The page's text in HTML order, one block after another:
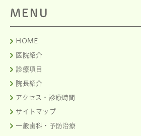
MENU
HOME
医院紹介
診療項目
院長紹介
アクセス・診療時間
サイトマップ
一般歯科・予防治療